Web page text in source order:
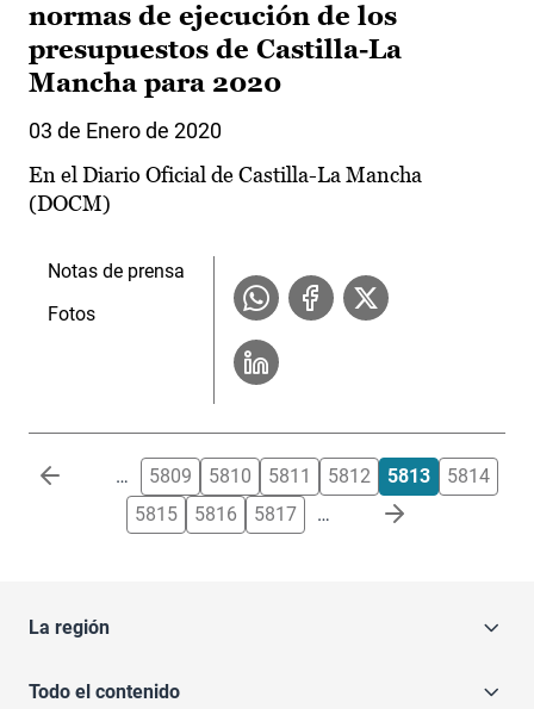
normas de ejecución de los
presupuestos de Castilla-La
Mancha para 2020
03 de Enero de 2020
En el Diario Oficial de Castilla-La Mancha
(DOCM)
Notas de prensa
Fotos
Paginación … 5809 5810 5811 5812 5813
5814
5815
5816 5817 …
La región
Todo el contenido